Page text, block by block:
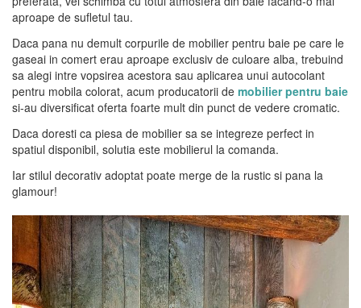
aproape de sufletul tau.
Daca pana nu demult corpurile de mobilier pentru baie pe care le
gaseai in comert erau aproape exclusiv de culoare alba, trebuind
sa alegi intre vopsirea acestora sau aplicarea unui autocolant
pentru mobila colorat, acum producatorii de mobilier pentru baie
si-au diversificat oferta foarte mult din punct de vedere cromatic.
Daca doresti ca piesa de mobilier sa se integreze perfect in
spatiul disponibil, solutia este mobilierul la comanda.
Iar stilul decorativ adoptat poate merge de la rustic si pana la
glamour!